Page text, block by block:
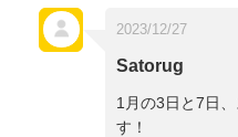
2023/12/27
Satorug
1月の3日と7日
す！